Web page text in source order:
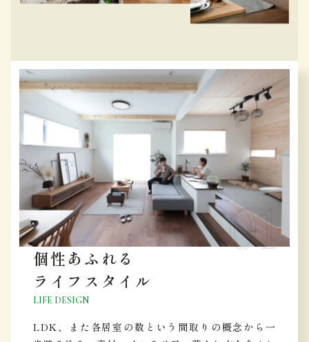
個性あふれる
ライフスタイル
LIFE DESIGN
LDK、また各居室の数という間取りの概念から一